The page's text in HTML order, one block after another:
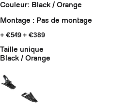
Couleur: Black / Orange
Montage : Pas de montage
+ €549 + €389
Taille unique
Black / Orange